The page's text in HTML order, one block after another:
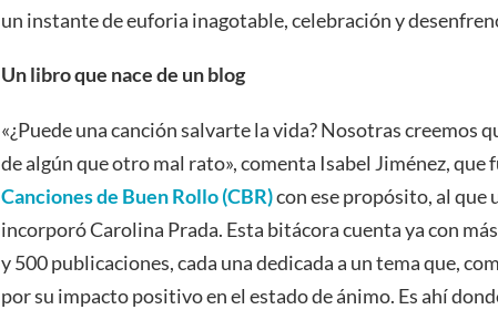
un instante de euforia inagotable, celebración y
Un libro que nace de un blog
«¿Puede una canción salvarte la vida? Nosotras creemos
de algún que otro mal rato», comenta Isabel Jiménez, que
Canciones de Buen Rollo (CBR)con ese propósito, al que
incorporó Carolina Prada. Esta bitácora cuenta ya con
y 500 publicaciones, cada una dedicada a un tema que,
por su impacto positivo en el estado de ánimo. Es ahí